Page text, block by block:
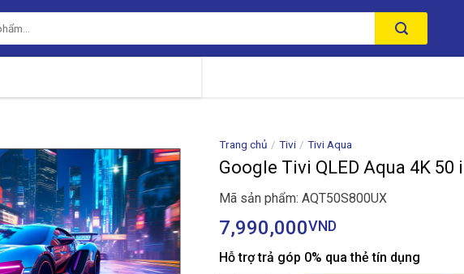
Trang chủ / Tivi / Tivi Aqua
Google Tivi QLED Aqua 4K 50
Mã sản phẩm: AQT50S800UX
7,990,000VND
Hỗ trợ trả góp 0% qua thẻ tín dụng